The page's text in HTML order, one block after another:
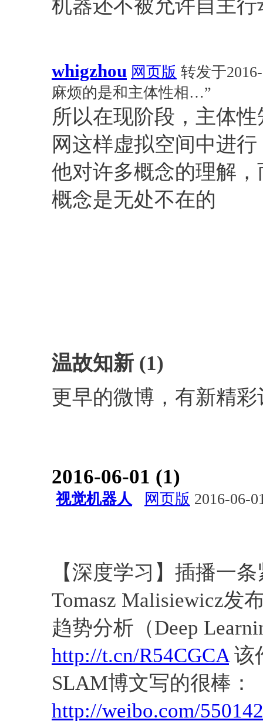
机器还不被允许自主行
whigzhou 网页版 转发于
麻烦的是和主体性相…”
所以在现阶段，主体
网这样虚拟空间中进
他对许多概念的理解
概念是无处不在的
温故知新 (1)
更早的微博，有新精
2016-06-01 (1)
视觉机器人 网页版 2016-06-
【深度学习】插播一
Tomasz Malisiewicz发
趋势分析（Deep
http://t.cn/R54CGCA该
SLAM博文写的很棒：
http://weibo.com/